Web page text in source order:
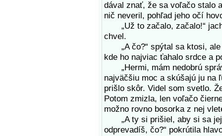
dával znať, že sa voľačo stalo
nič neveril, pohľad jeho očí
„Už to začalo, začalo!“
chvel.
„A čo?“ spýtal sa ktosi, ale
kde ho najviac ťahalo srdce a
„Hermi, mám nedobrú
najväčšiu moc a skúšajú ju na
prišlo skôr. Videl som svetlo.
Potom zmizla, len voľačo
možno rovno bosorka z nej
„A ty si prišiel, aby si sa jej
odprevadíš, čo?“ pokrútila